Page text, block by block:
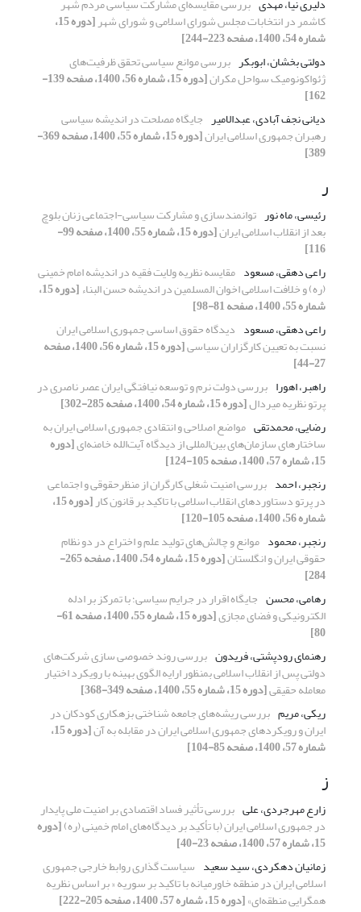
کاشمر در انتخابات مجلس شورای اسلامی و شورای شهر [دوره 15،
شماره 54، 1400، صفحه 223-244]
دولتی بخشان، ابوبکر بررسی موانع سیاسی تحقق ظرفیت‌های
ژئواکونومیک سواحل مکران [دوره 15، شماره 56، 1400، صفحه 139-
162]
دیانی نجف آبادی، عبدالامیر جایگاه مصلحت در اندیشه سیاسی
رهبران جمهوری اسلامی ایران [دوره 15، شماره 55، 1400، صفحه 369-
389]
ر
رئیسی، ماه نور توانمندسازی و مشارکت سیاسی-اجتماعی زنان بلوچ
بعد از انقلاب اسلامی ایران [دوره 15، شماره 55، 1400، صفحه 99-
116]
راعی دهقی، مسعود مقایسه نظریه ولایت فقیه در اندیشه امام خمینی
(ره) و خلافت اسلامی اخوان المسلمین در اندیشه حسن البناء [دوره 15،
شماره 55، 1400، صفحه 81-98]
راعی دهقی، مسعود دیدگاه حقوق اساسی جمهوری اسلامی ایران
نسبت به تعیین کارگزاران سیاسی [دوره 15، شماره 56، 1400، صفحه
27-44]
راهبر، اهورا بررسی دولت نرم و توسعه نیافتگی ایران عصر ناصری در
پرتو نظریه میردال[دوره 15، شماره 54، 1400، صفحه 285-302]
رضایی، محمدتقی مواضع اصلاحی و انتقادی جمهوری اسلامی ایران به
ساختارهای سازمان‌های بین‌المللی از دیدگاه آیت‌الله خامنه‌ای[دوره
15، شماره 57، 1400، صفحه 105-124]
رنجبر، احمد بررسی امنیت شغلی کارگران از منظرحقوقی و اجتماعی
در پرتو دستاوردهای انقلاب اسلامی با تاکید بر قانون کار [دوره 15،
شماره 56، 1400، صفحه 105-120]
رنجبر، محمود موانع و چالش‌های تولید علم و اختراع در دو نظام
حقوقی ایران و انگلستان [دوره 15، شماره 54، 1400، صفحه 265-
284]
رهامی، محسن جایگاه اقرار در جرایم سیاسی؛ با تمرکز بر ادله
الکترونیکی و فضای مجازی [دوره 15، شماره 55، 1400، صفحه 61-
80]
رهنمای رودپشتی، فریدون بررسی روند خصوصی سازی شرکت‌های
دولتی پس از انقلاب اسلامی بمنظور ارایه الگوی بهینه با رویکرد اختیار
معامله حقیقی[دوره 15، شماره 55، 1400، صفحه 349-368]
ریکی، مریم بررسی ریشه‌های جامعه شناختی بزهکاری کودکان در
ایران و رویکردهای جمهوری اسلامی ایران در مقابله به آن [دوره 15،
شماره 57، 1400، صفحه 85-104]
ز
زارع مهرجردی، علی بررسی تأثیر فساد اقتصادی بر امنیت ملی پایدار
در جمهوری اسلامی ایران (با تأکید بر دیدگاه‌های امام خمینی (ره)[دوره
15، شماره 57، 1400، صفحه 23-40]
زمانیان دهکردی، سید سعید سیاست گذاری روابط خارجی جمهوری
اسلامی ایران در منطقه خاورمیانه با تاکید بر سوریه « بر اساس نظریه
همگرایی منطقه‌ای»[دوره 15، شماره 57، 1400، صفحه 205-222]